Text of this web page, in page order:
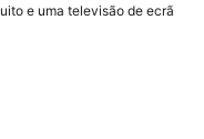
e uma televisão de ecrã